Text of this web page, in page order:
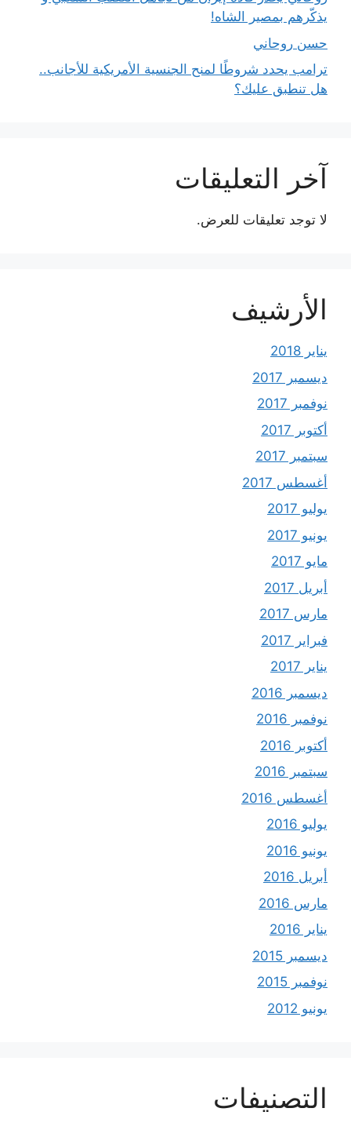
يذكّرهم بمصير الشاه!
حسن روحاني
ترامب يحدد شروطًا لمنح الجنسية الأمريكية للأجانب..
هل تنطبق عليك؟
آخر التعليقات
لا توجد تعليقات للعرض.
الأرشيف
يناير 2018
ديسمبر 2017
نوفمبر 2017
أكتوبر 2017
سبتمبر 2017
أغسطس 2017
يوليو 2017
يونيو 2017
مايو 2017
أبريل 2017
مارس 2017
فبراير 2017
يناير 2017
ديسمبر 2016
نوفمبر 2016
أكتوبر 2016
سبتمبر 2016
أغسطس 2016
يوليو 2016
يونيو 2016
أبريل 2016
مارس 2016
يناير 2016
ديسمبر 2015
نوفمبر 2015
يونيو 2012
التصنيفات